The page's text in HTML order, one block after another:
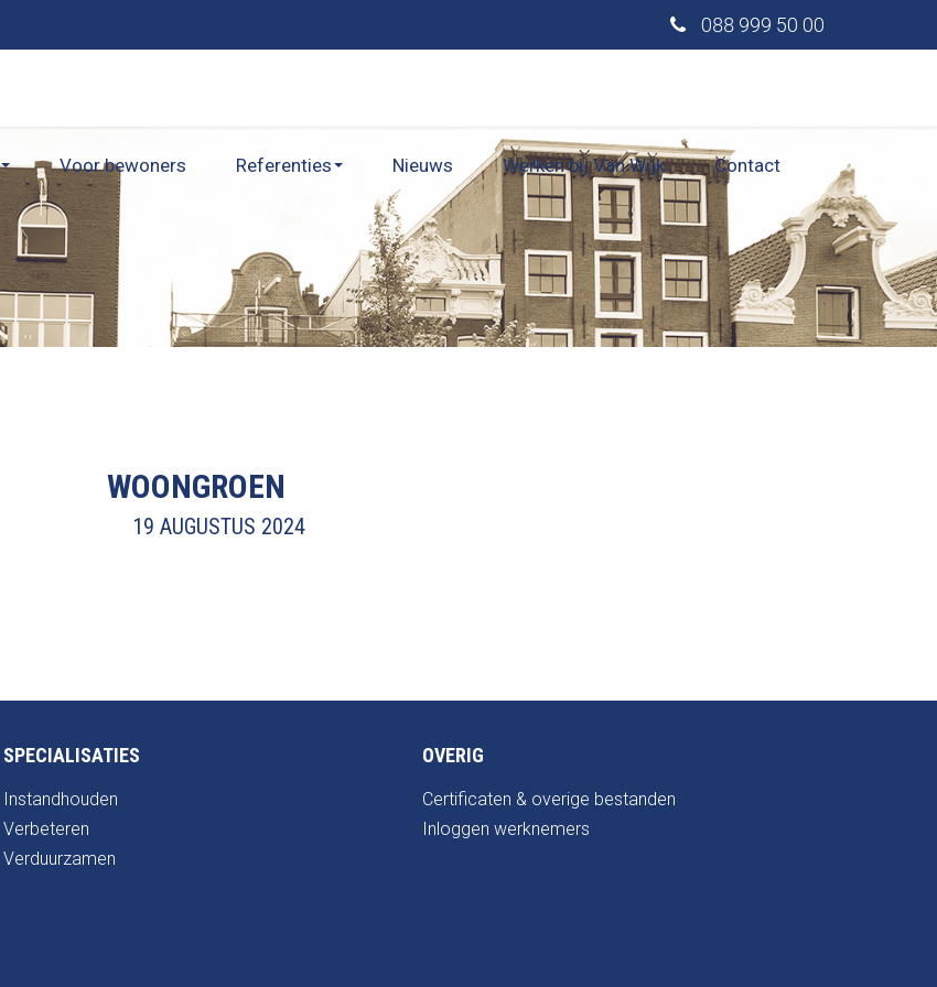
088 999 50 00
Voor bewoners Referenties Nieuws Werken bij Van Wijk Contact
WOONGROEN
19 AUGUSTUS 2024
SPECIALISATIES
Instandhouden
Verbeteren
Verduurzamen
OVERIG
Certificaten & overige bestanden
Inloggen werknemers